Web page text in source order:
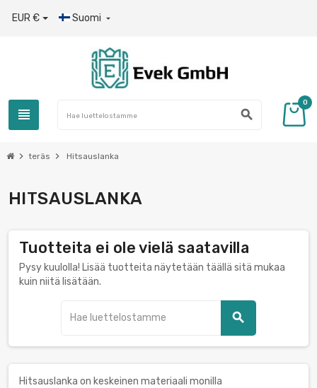
EUR € Suomi 
view_headline search
0
chevron_right teräs chevron_right Hitsauslanka
HITSAUSLANKA
Tuotteita ei ole vielä saatavilla
Pysy kuulolla! Lisää tuotteita näytetään täällä sitä mukaa
kuin niitä lisätään.
search
Hitsauslanka on keskeinen materiaali monilla